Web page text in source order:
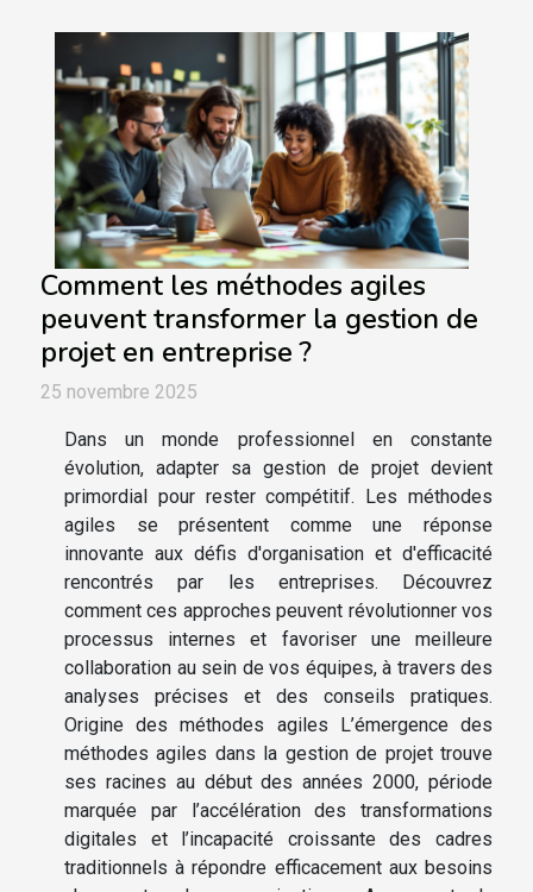
Comment les méthodes agiles
peuvent transformer la gestion de
projet en entreprise ?
25 novembre 2025
Dans un monde professionnel en constante
évolution, adapter sa gestion de projet devient
primordial pour rester compétitif. Les méthodes
agiles se présentent comme une réponse
innovante aux défis d'organisation et d'efficacité
rencontrés par les entreprises. Découvrez
comment ces approches peuvent révolutionner vos
processus internes et favoriser une meilleure
collaboration au sein de vos équipes, à travers des
analyses précises et des conseils pratiques.
Origine des méthodes agiles L’émergence des
méthodes agiles dans la gestion de projet trouve
ses racines au début des années 2000, période
marquée par l’accélération des transformations
digitales et l’incapacité croissante des cadres
traditionnels à répondre efficacement aux besoins